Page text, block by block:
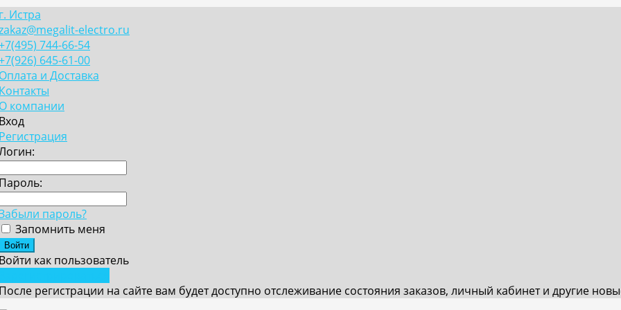
Истра
electro.ru
744-66-54
645-61-00
и Доставка
компании
пароль?
Запомнить меня
как пользователь
регистрации на сайте вам будет доступно отслеживание состояния заказов, личный кабинет и другие